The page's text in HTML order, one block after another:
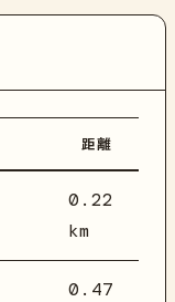
距離
0.22
km
0.47